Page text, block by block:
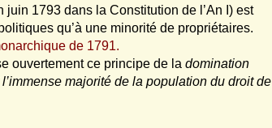
1793 dans la Constitution de l’An I) est
qu’à une minorité de propriétaires.
de 1791.
ouvertement ce principe de la domination
majorité de la population du droit de